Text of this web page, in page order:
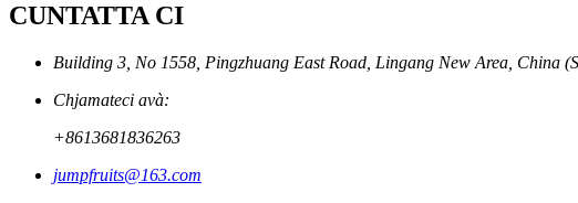
CUNTATTA CI
Building 3, No 1558, Pingzhuang East Road, Lingang New Area, China
Chjamateci avà:
+8613681836263
jumpfruits@163.com